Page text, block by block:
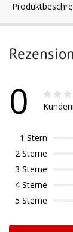
0
1 Stern
2 Sterne
3 Sterne
4 Sterne
5 Sterne